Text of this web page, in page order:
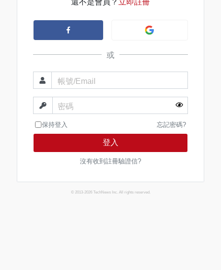
還不是會員？ 立即註冊
或
帳號/Email
密碼
保持登入 忘記密碼?
登入
沒有收到註冊驗證信?
© 2013-2026 TechNews Inc. All rights reserved.